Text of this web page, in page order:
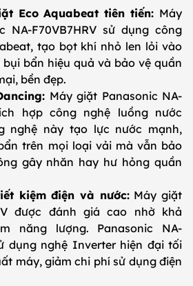
Eco Aquabeat tiên tiến: Máy
NA-F70VB7HRV sử dụng công
tạo bọt khí nhỏ len lỏi vào
bẩn hiệu quả và bảo vệ quần
bền đẹp.
Máy giặt Panasonic NA-
hợp công nghệ luồng nước
nghệ này tạo lực nước mạnh,
trên mọi loại vải mà vẫn bảo
gây nhăn hay hư hỏng quần
kiệm điện và nước:Máy giặt
được đánh giá cao nhờ khả
năng lượng. Panasonic NA-
dụng nghệ Inverter hiện đại tối
máy, giảm chi phí sử dụng điện